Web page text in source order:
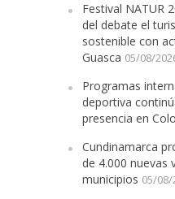
Festival NATUR
del debate el
sostenible con
Guasca 05/08/
Programas
deportiva
presencia en
Cundinamarca
de 4.000 nuevas
municipios 05/08/